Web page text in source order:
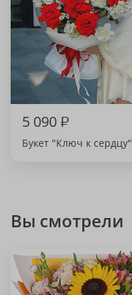
5 090₽
Букет "Ключ к сердцу"
Вы смотрели